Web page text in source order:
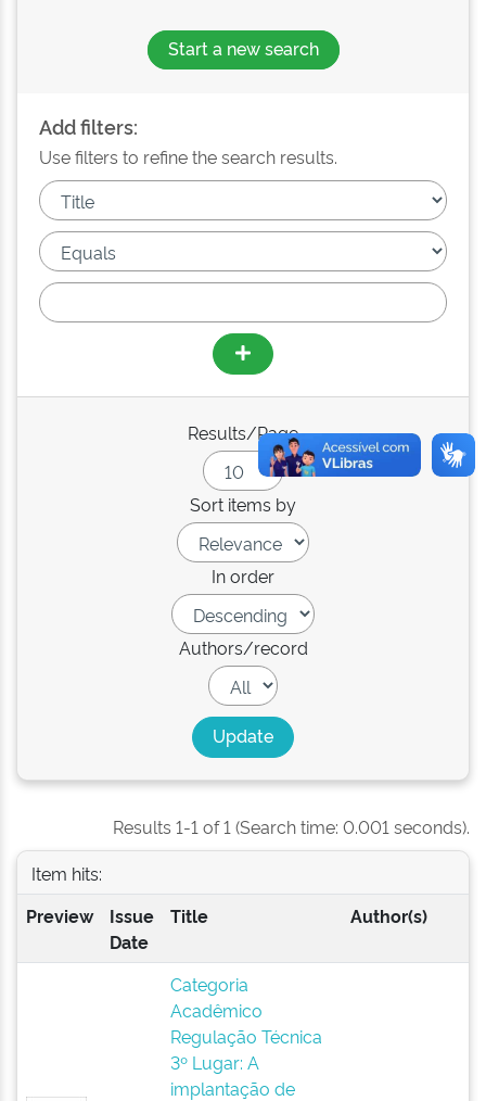
Start a new search
Add filters:
Use filters to refine the search results.
Results/Page
Sort items by
In order
Authors/record
Results 1-1 of 1 (Search time: 0.001 seconds).
Item hits:
Preview
Issue
Date
Title Author(s)
Categoria
Acadêmico
Regulação Técnica
3º Lugar: A
implantação de